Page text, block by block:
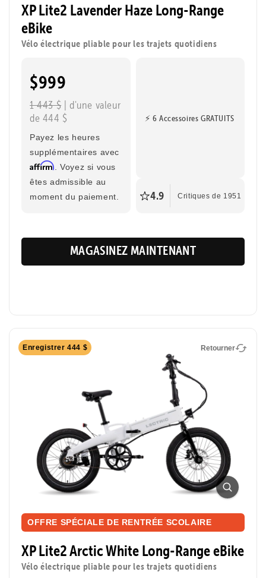
XP Lite2 Lavender Haze Long-Range
eBike
Vélo électrique pliable pour les trajets quotidiens
$999
1 443 $ | d'une valeur
de 444 $
Payez les heures
supplémentaires avec
Affirm . Voyez si vous
êtes admissible au
moment du paiement.
⚡ 6 Accessoires GRATUITS
4.9 Critiques de 1951
MAGASINEZ MAINTENANT
XP Lite2 Longue portée
Vélo électrique pliable pour les trajets quotidiens
Prêt à rouler plus loin? Le XP Lite2 Long-Range offre
une batterie plus grosse pour les aventures
prolongées tout en conservant le même design léger,
amusant. Parfait pour aller en classe à vélo, traverser
la ville ou faire une balade.
Enregistrer 444 $ Retourner
OFFRE SPÉCIALE DE RENTRÉE SCOLAIRE
XP Lite2 Arctic White Long-Range eBike
Vélo électrique pliable pour les trajets quotidiens